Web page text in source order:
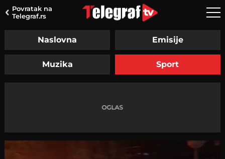
Povratak na
Telegraf.rs
Naslovna Emisije
Muzika Sport